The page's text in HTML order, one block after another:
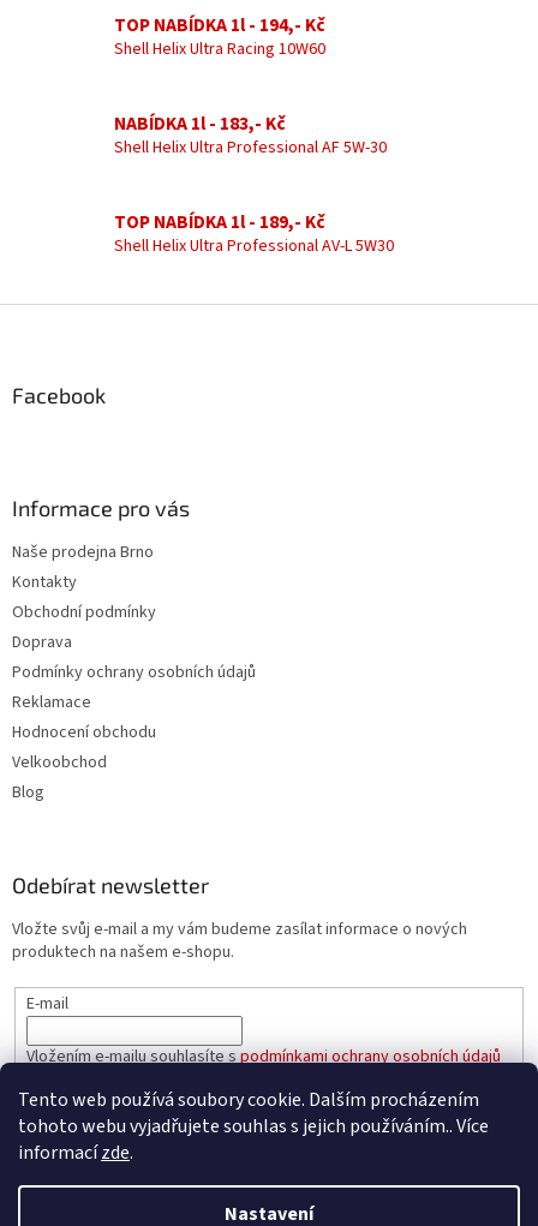
Tento web používá soubory cookie. Dalším procházením
tohoto webu vyjadřujete souhlas s jejich používáním.. Více
informacízde.
Nastavení
c
í
v
k
p
i
u
á
n
í
TOP NABÍDKA 1l - 194,- Kč
Shell Helix Ultra Racing 10W60
NABÍDKA 1l - 183,- Kč
Shell Helix Ultra Professional AF 5W-30
TOP NABÍDKA 1l - 189,- Kč
Shell Helix Ultra Professional AV-L 5W30
Facebook
Informace pro vás
Naše prodejna Brno
Kontakty
Obchodní podmínky
Doprava
Podmínky ochrany osobních údajů
Reklamace
Hodnocení obchodu
Velkoobchod
Blog
Odebírat newsletter
Vložte svůj e-mail a my vám budeme zasílat informace o nových
produktech na našem e-shopu.
E-mail
Vložením e-mailu souhlasíte spodmínkami ochrany osobních údajů
PŘIHLÁSIT SE
Vytvořil Shoptet